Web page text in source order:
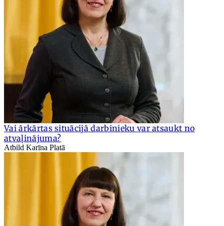
Vai ārkārtas situācijā darbinieku var atsaukt no
atvaļinājuma?
Atbild Karīna Platā